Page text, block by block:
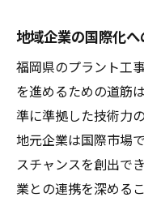
海外プロジ
技術交流が
福岡県の企
革新を促進
ィス
アジアへのア
ト工事の展望
地域企業の国際化
福岡県のプラント工
を進めるための道筋
準に準拠した技術力
地元企業は国際市場
スチャンスを創出で
業との連携を深める